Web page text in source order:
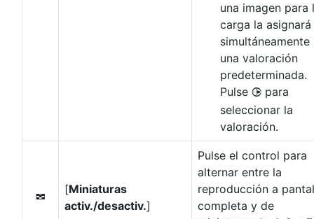
una imagen para
carga la asignará
simultáneamente
una valoración
predeterminada.
Pulse 2 para
seleccionar la
valoración.
n
[Miniaturas
activ./desactiv.]
Pulse el control para
alternar entre la
reproducción a
completa y de